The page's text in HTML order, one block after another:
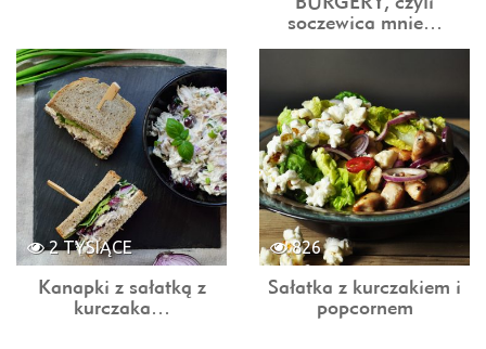
soczewica mnie…
2 TYSIĄCE
Kanapki z sałatką z
kurczaka…
826
Sałatka z kurczakiem i
popcornem